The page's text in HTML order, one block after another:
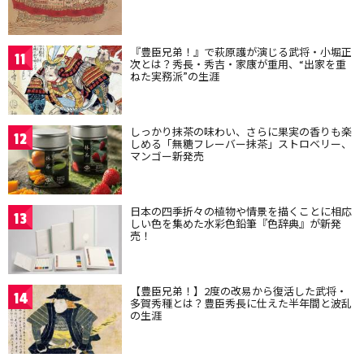
11 『豊臣兄弟！』で萩原護が演じる武将・小堀正
次とは？秀長・秀吉・家康が重用、“出家を重
ねた実務派”の生涯
12 しっかり抹茶の味わい、さらに果実の香りも楽
しめる「無糖フレーバー抹茶」ストロベリー、
マンゴー新発売
13 日本の四季折々の植物や情景を描くことに相応
しい色を集めた水彩色鉛筆『色辞典』が新発
売！
14 【豊臣兄弟！】2度の改易から復活した武将・
多賀秀種とは？豊臣秀長に仕えた半年間と波乱
の生涯